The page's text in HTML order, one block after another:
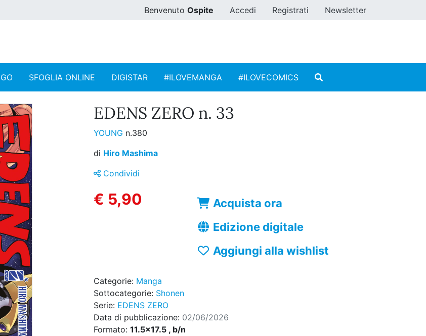
Benvenuto Ospite Accedi Registrati Newsletter
SFOGLIA ONLINE DIGISTAR #ILOVEMANGA #ILOVECOMICS
EDENS ZERO n. 33
YOUNG n.380
di Hiro Mashima
Condividi
€ 5,90
Acquista ora
Edizione digitale
Aggiungi alla wishlist
Categorie: Manga
Sottocategorie: Shonen
Serie: EDENS ZERO
Data di pubblicazione: 02/06/2026
Formato: 11.5x17.5 , b/n